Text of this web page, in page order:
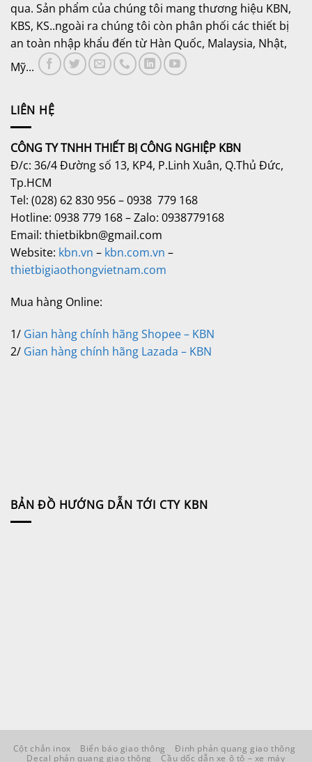
qua. Sản phẩm của chúng tôi mang thương hiệu KBN,
KBS, KS..ngoài ra chúng tôi còn phân phối các thiết bị
an toàn nhập khẩu đến từ Hàn Quốc, Malaysia, Nhật,
Mỹ...
LIÊN HỆ
CÔNG TY TNHH THIẾT BỊ CÔNG NGHIỆP KBN
Đ/c: 36/4 Đường số 13, KP4, P.Linh Xuân, Q.Thủ Đức,
Tp.HCM
Tel: (028) 62 830 956 – 0938 779 168
Hotline: 0938 779 168 – Zalo: 0938779168
Email: thietbikbn@gmail.com
Website: kbn.vn – kbn.com.vn –
thietbigiaothongvietnam.com
Mua hàng Online:
1/ Gian hàng chính hãng Shopee – KBN
2/ Gian hàng chính hãng Lazada – KBN
BẢN ĐỒ HƯỚNG DẪN TỚI CTY KBN
Cột chắn inox Biển báo giao thông
Đinh phản quang giao thông
Decal phản quang giao thông
Cầu dốc dẫn xe ô tô – xe máy